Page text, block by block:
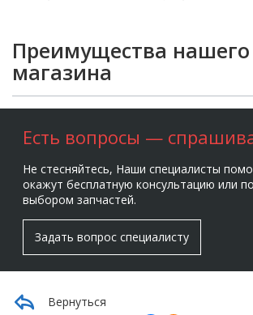
Преимущества нашего
магазина
Есть вопросы —
Не стесняйтесь, Наши специалисты
окажут бесплатную консультацию или
выбором запчастей.
Задать вопрос специалисту
Вернуться